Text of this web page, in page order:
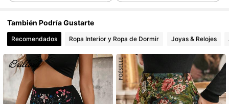
4,77 2.1K Seguidores
4,77 2.1K Seguidores
4,77 2.1K Seguidores
También Podría Gustarte
Recomendados Ropa Interior y Ropa de Dormir Joyas & Relojes